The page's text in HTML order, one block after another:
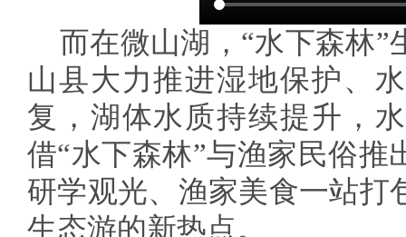
而在微山湖，“水下森林
山县大力推进湿地保护、
复，湖体水质持续提升，
借“水下森林”与渔家民俗
研学观光、渔家美食一站打
生态游的新热点。